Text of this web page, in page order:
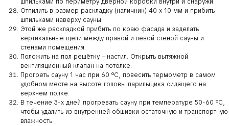
шпильками по периметру дверной коробки внутри и снаружи.
Отпилить в размер раскладку (наличник) 40 х 10 мм и прибить
шпильками наверху сауны.
Этой же раскладкой прибить по краю фасада и заделать
вертикальные щели между правой и левой стеной сауны и
стенами помещения.
Положить на пол решётку – настил. Открыть вытяжной
вентиляционный клапан на потолке.
Прогреть сауну 1 час при 60 °С, повесить термометр в самом
удобном месте на высоте головы парильщика сидящего на
верхнем полке.
В течение 3-х дней прогревать сауну при температуре 50-60 °С,
чтобы удалить из внутренней обшивки остаточную и транспортную
влажность.